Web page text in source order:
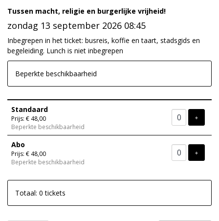
Tussen macht, religie en burgerlijke vrijheid!
zondag 13 september 2026 08:45
Inbegrepen in het ticket: busreis, koffie en taart, stadsgids en
begeleiding. Lunch is niet inbegrepen
Beperkte beschikbaarheid
Aantal
Standaard
Prijs: € 48,00
Beperkte beschikbaarheid
+
Abo
Prijs: € 48,00
Beperkte beschikbaarheid
+
Totaal: 0 tickets